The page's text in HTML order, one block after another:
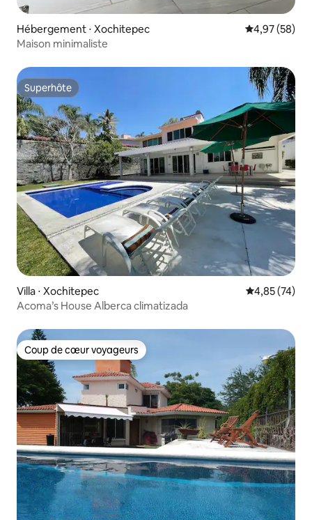
Hébergement ⋅ Xochitepec Évaluation
4,97 (58)
Maison minimaliste
Superhôte
Superhôte
Villa ⋅ Xochitepec Évaluation
4,85 (74)
Acoma’s House Alberca climatizada
Coup de cœur voyageurs
Coup de cœur voyageurs